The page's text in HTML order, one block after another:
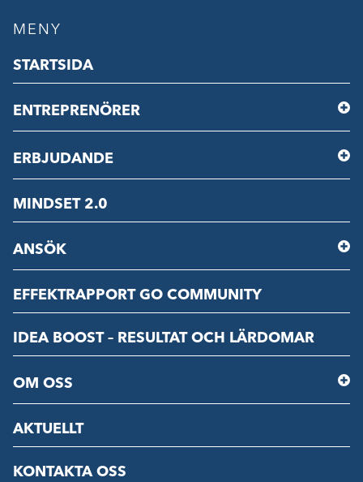
MENY
STARTSIDA
ENTREPRENÖRER
ERBJUDANDE
MINDSET 2.0
ANSÖK
EFFEKTRAPPORT GO COMMUNITY
IDEA BOOST – RESULTAT OCH LÄRDOMAR
OM OSS
AKTUELLT
KONTAKTA OSS